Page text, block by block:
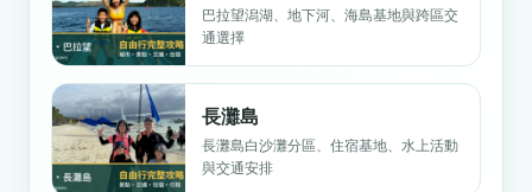
巴拉望潟湖、地下河、海島基地與跨區交
通選擇
長灘島
長灘島白沙灘分區、住宿基地、水上活動
與交通安排